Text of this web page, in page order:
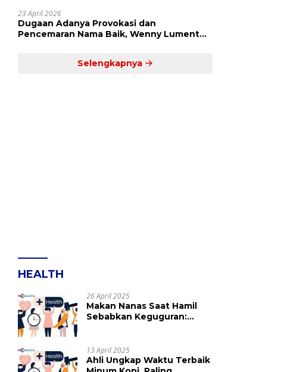
23 April 2026
Dugaan Adanya Provokasi dan
Pencemaran Nama Baik, Wenny Lumentut
Selengkapnya
HEALTH
26 April 2025
Makan Nanas Saat Hamil
Sebabkan Keguguran:
13 April 2025
Ahli Ungkap Waktu Terbaik